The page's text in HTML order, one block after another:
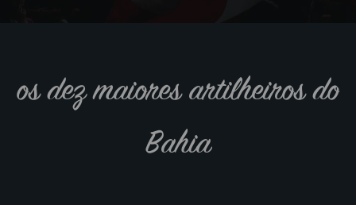
os dez maiores artilheiros do
Bahia